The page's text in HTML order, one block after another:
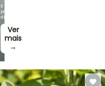
E
poupe
dinheiro!
Ver
mais
→